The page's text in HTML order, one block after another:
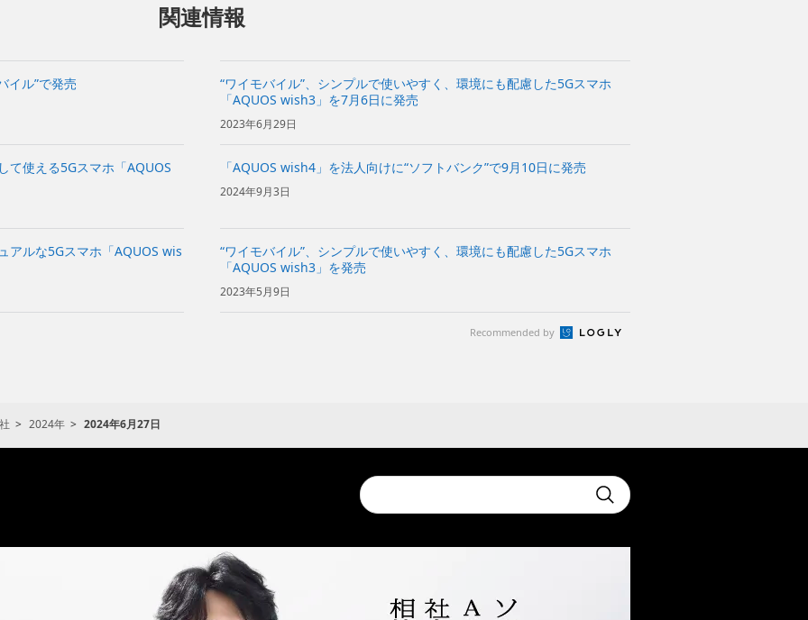
関連情報
イル”で発売
“ワイモバイル”、シンプルで使いやすく、環境にも配慮した5Gスマホ
「AQUOS wish3」を7月6日に発売
2023年6月29日
て使える5Gスマホ「AQUOS 「AQUOS wish4」を法人向けに“ソフトバンク”で9月10日に発売
2024年9月3日
アルな5Gスマホ「AQUOS wis
“ワイモバイル”、シンプルで使いやすく、環境にも配慮した5Gスマホ
「AQUOS wish3」を発売
2023年5月9日
Recommended by
2024年 2024年6月27日
Conduct
a
search
Submit